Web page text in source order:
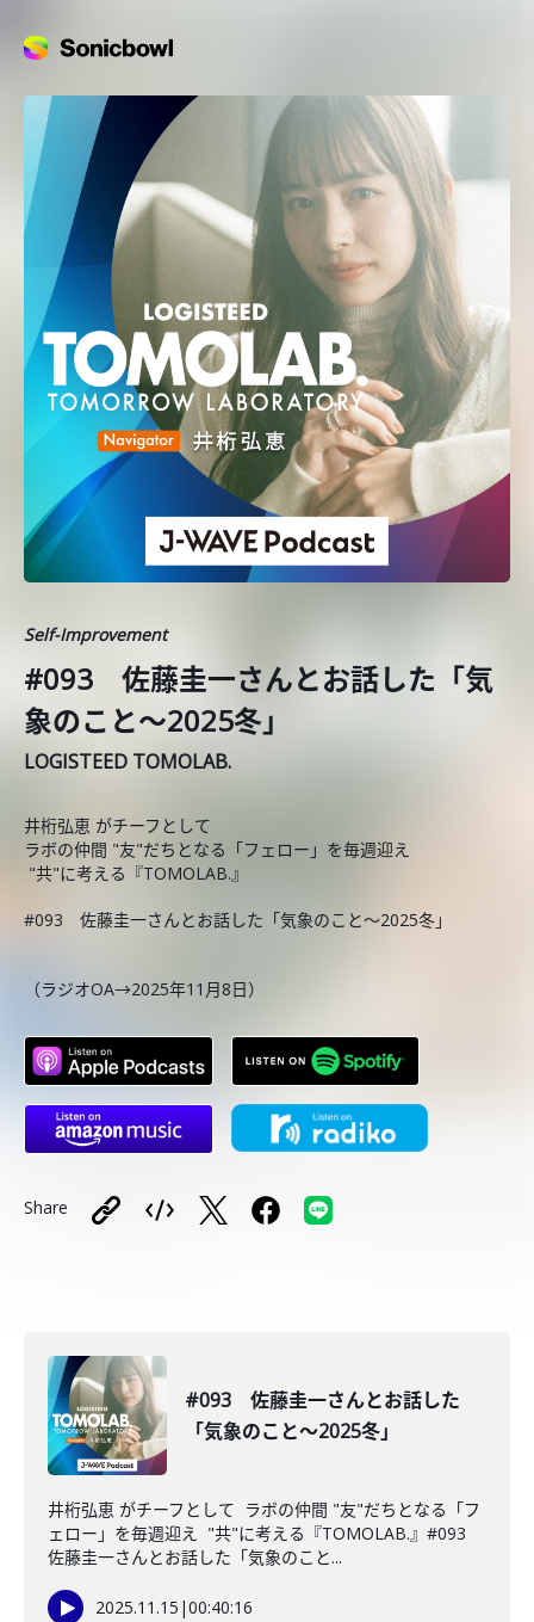
Self-Improvement
#093 佐藤圭一さんとお話した「気
象のこと〜2025冬」
LOGISTEED TOMOLAB.
井桁弘恵 がチーフとして
ラボの仲間 "友"だちとなる「フェロー」を毎週迎え
"共"に考える『TOMOLAB.』
#093 佐藤圭一さんとお話した「気象のこと〜2025冬」
（ラジオOA→2025年11月8日）
Share
#093 佐藤圭一さんとお話した
「気象のこと〜2025冬」
井桁弘恵 がチーフとして ラボの仲間 "友"だちとなる「フ
ェロー」を毎週迎え "共"に考える『TOMOLAB.』#093
佐藤圭一さんとお話した「気象のこと...
2025.11.15 |00:40:16